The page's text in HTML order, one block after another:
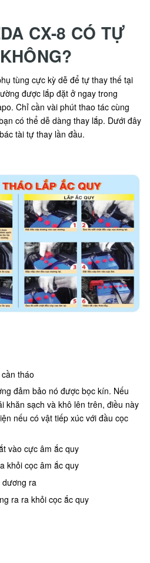
CX-8 CÓ TỰ
tùng cực kỳ dễ để tự thay thế tại
được lắp đặt ở ngay trong
Chỉ cần vài phút thao tác cùng
có thể dễ dàng thay lắp. Dưới đây
tài tự thay lần đầu.
tháo
đảm bảo nó được bọc kín. Nếu
khăn sạch và khô lên trên, điều này
nếu có vật tiếp xúc với đầu cọc
vào cực âm ắc quy
khỏi cọc âm ắc quy
dương ra
ra ra khỏi cọc ắc quy